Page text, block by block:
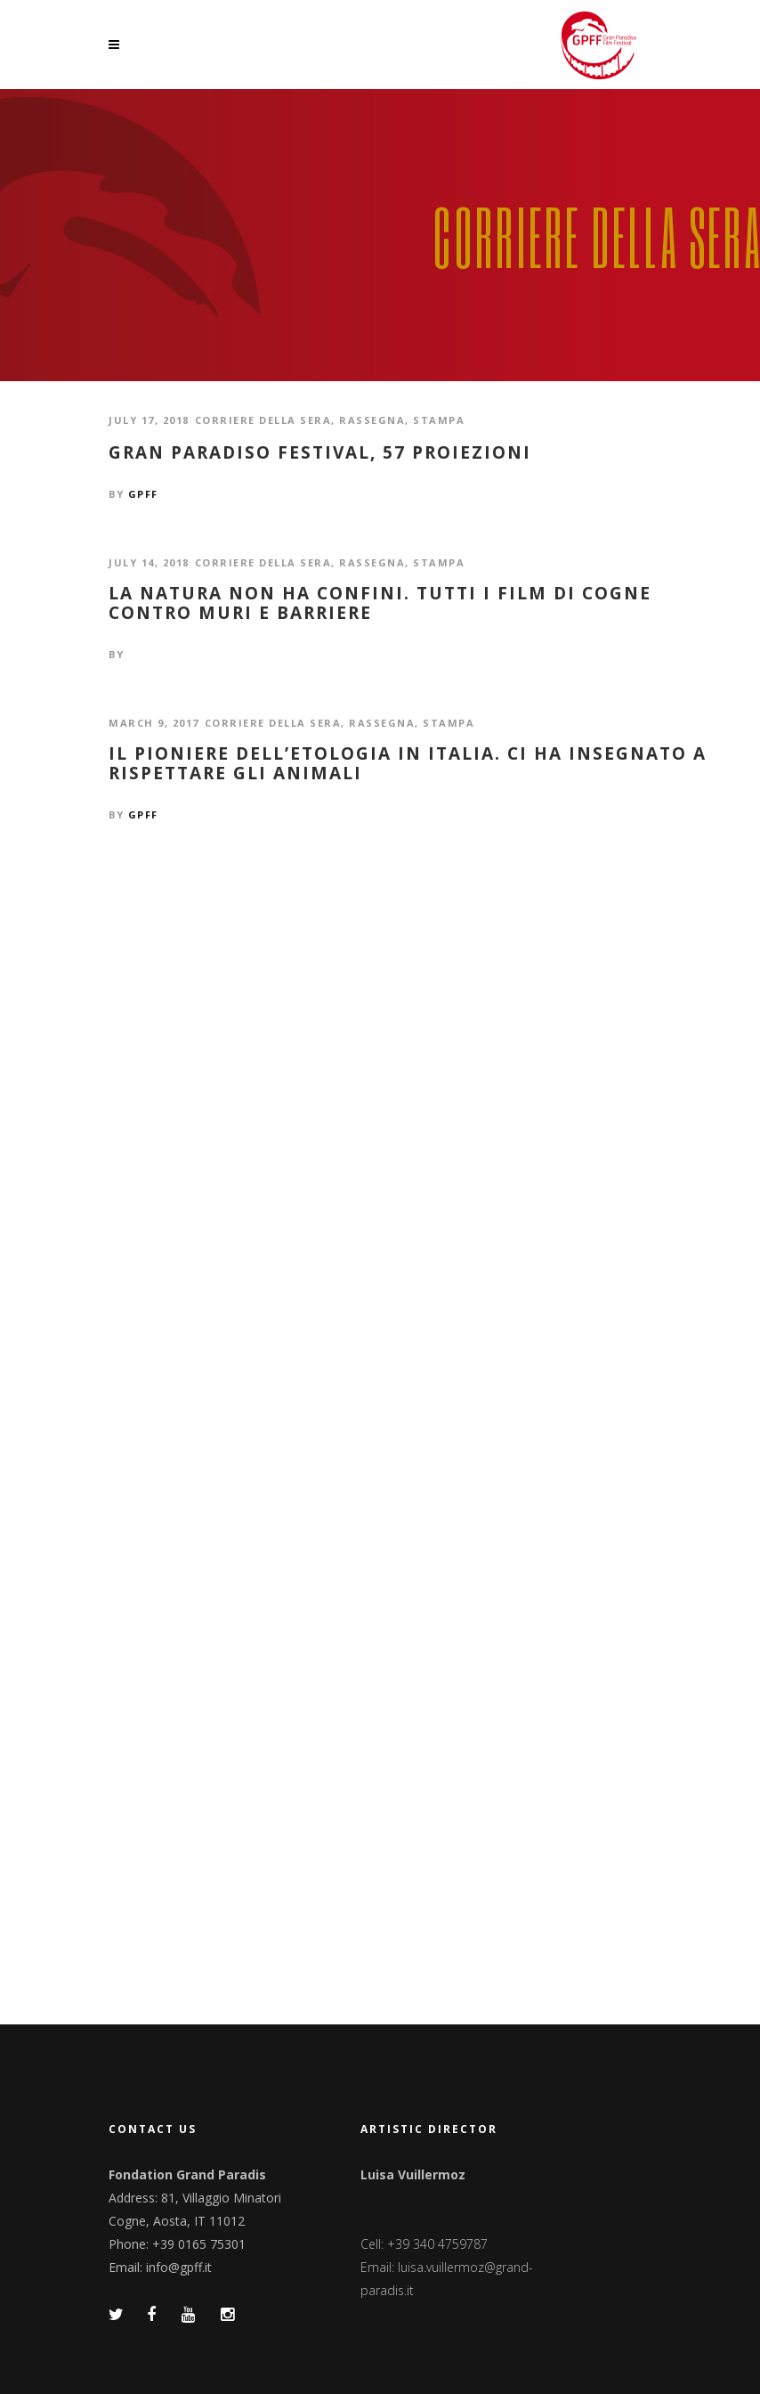
CORRIERE DELLA SERA
JULY 17, 2018 CORRIERE DELLA SERA, RASSEGNA, STAMPA
GRAN PARADISO FESTIVAL, 57 PROIEZIONI
BY GPFF
JULY 14, 2018 CORRIERE DELLA SERA , RASSEGNA , STAMPA
LA NATURA NON HA CONFINI. TUTTI I FILM DI COGNE
CONTRO MURI E BARRIERE
BY
MARCH 9, 2017 CORRIERE DELLA SERA , RASSEGNA , STAMPA
IL PIONIERE DELL’ETOLOGIA IN ITALIA. CI HA INSEGNATO A
RISPETTARE GLI ANIMALI
BY GPFF
CONTACT US
Fondation Grand Paradis
Address: 81, Villaggio Minatori
Cogne, Aosta, IT 11012
Phone: +39 0165 75301
Email: info@gpff.it
ARTISTIC DIRECTOR
Luisa Vuillermoz
Cell: +39 340 4759787
Email: luisa.vuillermoz@grand-
paradis.it